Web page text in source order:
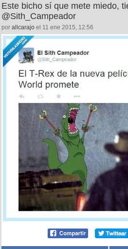
Este bicho sí que mete miedo,
@Sith_Campeador
por allcarajo el 11 ene 2015, 12:56